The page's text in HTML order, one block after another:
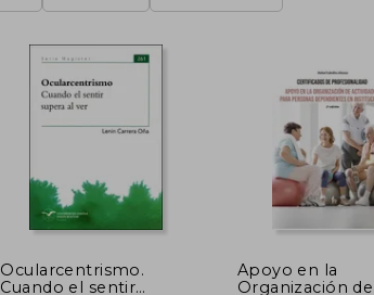
Ocularcentrismo.
Cuando el sentir
Apoyo en la
Organización de